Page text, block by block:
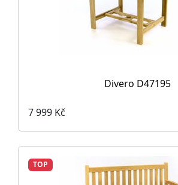
Divero D47195
7 999 Kč
TOP